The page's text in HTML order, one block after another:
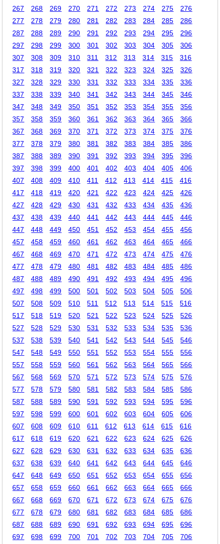
267 268 269 270 271 272 273 274 275
276
277
278 279 280 281 282 283 284 285
286
287
288 289 290 291 292 293 294 295
296
297
298 299 300 301 302 303 304 305
306
307
308 309 310 311 312 313 314 315
316
317
318 319 320 321 322 323 324 325
326
327
328 329 330 331 332 333 334 335
336
337
338 339 340 341 342 343 344 345
346
347
348 349 350 351 352 353 354 355
356
357
358 359 360 361 362 363 364 365
366
367
368 369 370 371 372 373 374 375
376
377
378 379 380 381 382 383 384 385
386
387
388 389 390 391 392 393 394 395
396
397
398 399 400 401 402 403 404 405
406
407
408 409 410 411 412 413 414 415
416
417
418 419 420 421 422 423 424 425
426
427
428 429 430 431 432 433 434 435
436
437
438 439 440 441 442 443 444 445
446
447
448 449 450 451 452 453 454 455
456
457
458 459 460 461 462 463 464 465
466
467
468 469 470 471 472 473 474 475
476
477
478 479 480 481 482 483 484 485
486
487
488 489 490 491 492 493 494 495
496
497
498 499 500 501 502 503 504 505
506
507
508 509 510 511 512 513 514 515
516
517
518 519 520 521 522 523 524 525
526
527
528 529 530 531 532 533 534 535
536
537
538 539 540 541 542 543 544 545
546
547
548 549 550 551 552 553 554 555
556
557
558 559 560 561 562 563 564 565
566
567
568 569 570 571 572 573 574 575
576
577
578 579 580 581 582 583 584 585
586
587
588 589 590 591 592 593 594 595
596
597
598 599 600 601 602 603 604 605
606
607
608 609 610 611 612 613 614 615
616
617
618 619 620 621 622 623 624 625
626
627
628 629 630 631 632 633 634 635
636
637
638 639 640 641 642 643 644 645
646
647
648 649 650 651 652 653 654 655
656
657
658 659 660 661 662 663 664 665
666
667
668 669 670 671 672 673 674 675
676
677
678 679 680 681 682 683 684 685
686
687
688 689 690 691 692 693 694 695
696
697
698 699 700 701 702 703 704 705
706